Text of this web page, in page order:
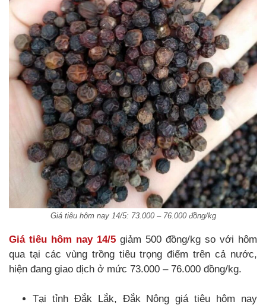
Giá tiêu hôm nay 14/5: 73.000 – 76.000 đồng/kg
Giá tiêu hôm nay 14/5 giảm 500 đồng/kg so với hôm
qua tại các vùng trồng tiêu trọng điểm trên cả nước,
hiện đang giao dịch ở mức 73.000 – 76.000 đồng/kg.
Tại tỉnh Đắk Lắk, Đắk Nông giá tiêu hôm nay